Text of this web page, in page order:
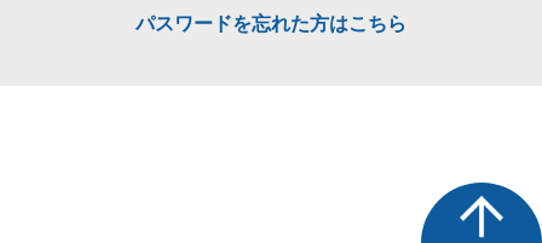
パスワードを忘れた方はこちら